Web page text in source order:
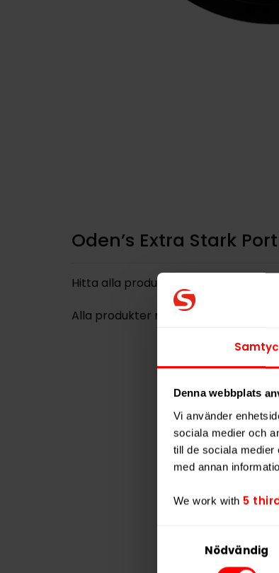
Denna webbplats
Vi använder
sociala medier och
till de sociala
med annan
We work with 5
Nödvändig
Oden’s Extra Stark
Hitta alla produkter från
Alla produkter med smaken